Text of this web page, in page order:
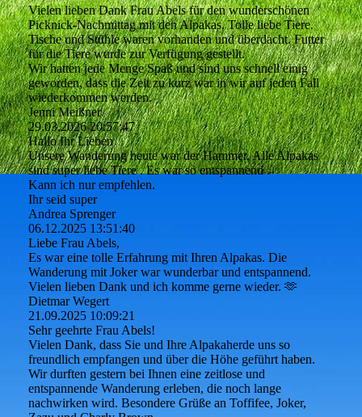
Vielen lieben Dank Frau Abels für den wunderschönen
Picknick-Nachmittag mit den Alpakas. Tolle liebe Tiere.
Tische und Stühle waren vorhanden und überdacht. Futter
für die Tiere wurde zur Verfügung gestellt.
Wir hatten jede Menge Spaß und sind uns schnell einig
geworden, dass die Zeit zu kurz war in wir auf jeden Fall
wiederkommen werden.
Jenni Meißner
29.03.2026 20:57:47
Hallo Ihr Lieben
Unsere Wanderung heute war der Hammer. Alle Alpakas
sind super liebe Tiere . Es war so entspannend .
Kann ich nur empfehlen.
Ihr seid super
Andrea Sprenger
06.12.2025 13:51:40
Liebe Frau Abels,
Es war eine tolle Erfahrung mit Ihren Alpakas. Die
Wanderung mit Joker war wunderbar und entspannend.
Vielen lieben Dank und ich komme gerne wieder. 🫶
Dietmar Wegert
21.09.2025 10:09:21
Sehr geehrte Frau Abels!
Vielen Dank, dass Sie und Ihre Alpakaherde uns so
freundlich empfangen und über die Höhe geführt haben.
Wir durften gestern bei Ihnen eine zeitlose und
entspannende Wanderung erleben, die noch lange
nachwirken wird. Besondere Grüße an Toffifee, Joker,